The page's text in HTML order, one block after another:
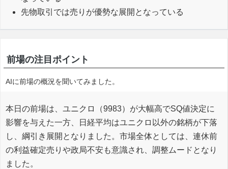
先物取引では売りが優勢な展開となっている
前場の注目ポイント
AIに前場の概況を聞いてみました。
本日の前場は、ユニクロ（9983）が大幅高でSQ値決定に
影響を与えた一方、日経平均はユニクロ以外の銘柄が下落
し、綱引き展開となりました。市場全体としては、連休前
の利益確定売りや政局不安も意識され、調整ムードとなり
ました。